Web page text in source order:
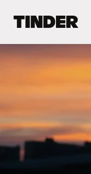
m
m
a
T